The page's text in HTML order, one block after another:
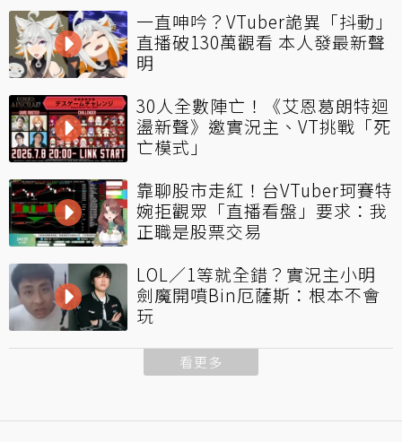
一直呻吟？VTuber詭異「抖動」
直播破130萬觀看 本人發最新聲
明
30人全數陣亡！《艾恩葛朗特迴
盪新聲》邀實況主、VT挑戰「死
亡模式」
靠聊股市走紅！台VTuber珂賽特
婉拒觀眾「直播看盤」要求：我
正職是股票交易
LOL／1等就全錯？實況主小明
劍魔開噴Bin厄薩斯：根本不會
玩
看更多